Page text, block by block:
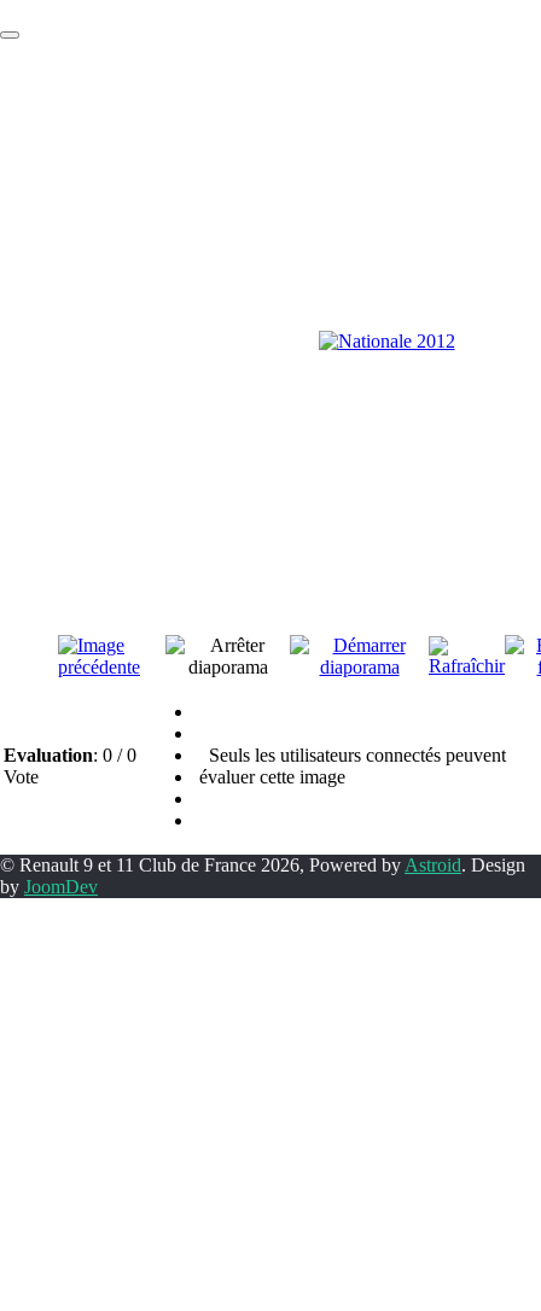
Evaluation: 0 / 0
Vote
Seuls les utilisateurs connectés peuvent
évaluer cette image
© Renault 9 et 11 Club de France 2026, Powered by Astroid. Design
by JoomDev